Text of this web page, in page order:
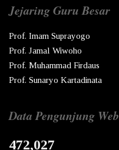
Jejaring Guru Besar
Prof. Imam Suprayogo
Prof. Jamal Wiwoho
Prof. Muhammad Firdaus
Prof. Sunaryo Kartadinata
Data Pengunjung Web
472,027